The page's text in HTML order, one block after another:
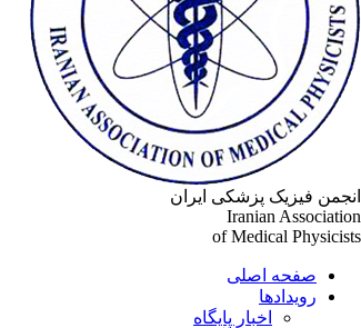
انجمن فیزیک پزشکی ایران
Iranian Association
of Medical Physicists
صفحه اصلی
رویدادها
اخبار پایگاه